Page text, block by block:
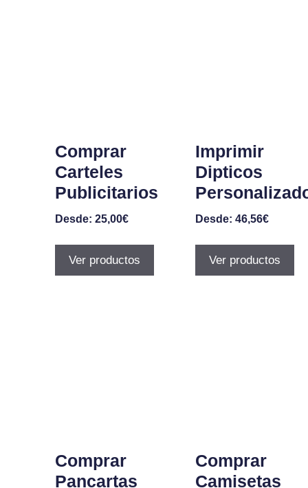
Comprar
Carteles
Publicitarios
Desde: 25,00€
Ver productos
Imprimir
Dipticos
Desde: 46,56€
Ver productos
Comprar
Pancartas
Comprar
Camisetas